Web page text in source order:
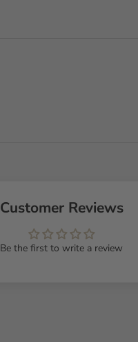
Customer Reviews
Be the first to write a review